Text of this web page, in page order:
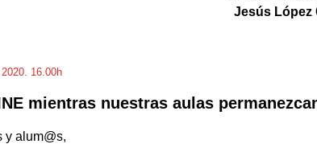
Jesús López
16.00h
mientras nuestras aulas
y alum@s,